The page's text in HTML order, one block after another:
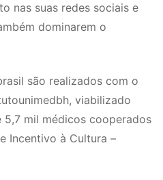
nas suas redes sociais e
dominarem o
são realizados com o
viabilizado
mil médicos cooperados
Incentivo à Cultura –